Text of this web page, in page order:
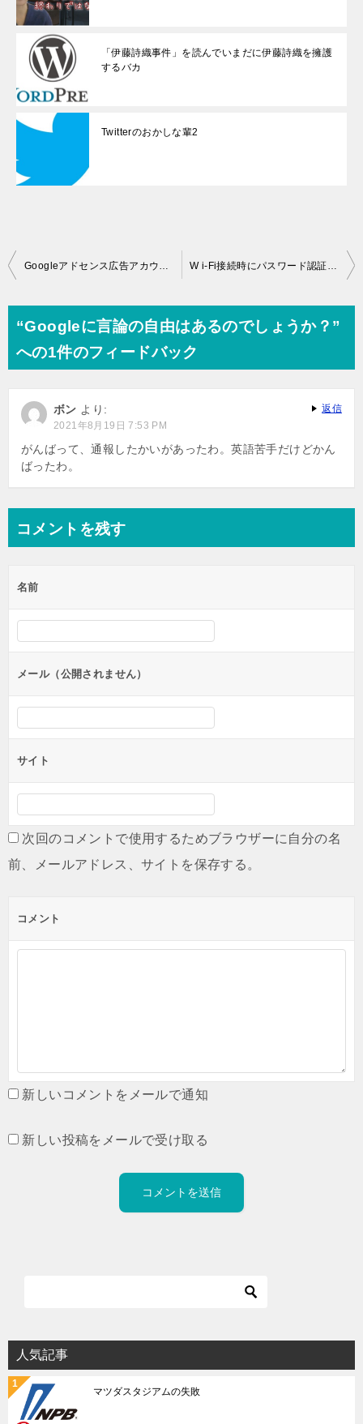
「伊藤詩織事件」を読んでいまだに伊藤詩織を擁護
するバカ
Twitterのおかしな輩2
投
ゲ
シ
ョ
ン
Googleアドセンス広告アカウント閉鎖 W i-Fi接続時にパスワード認証画面が出ました
“Googleに言論の自由はあるのでしょうか？”
への1件のフィードバック
ボン より:
2021年8月19日 7:53 PM
がんばって、通報したかいがあったわ。英語苦手だけどかん
ばったわ。
返信
コメントを残す
名前
メール（公開されません）
サイト
次回のコメントで使用するためブラウザーに自分の名
前、メールアドレス、サイトを保存する。
コメント
新しいコメントをメールで通知
新しい投稿をメールで受け取る
人気記事
マツダスタジアムの失敗